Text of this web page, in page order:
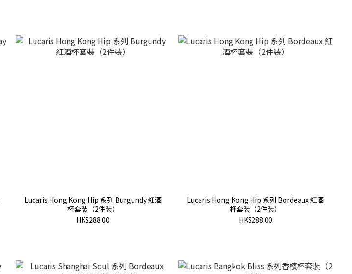
Lucaris Hong Kong Hip 系列 Burgundy 紅酒
杯套裝（2件裝）
HK$288.00
Lucaris Hong Kong Hip 系列 Bordeaux 紅酒
杯套裝（2件裝）
HK$288.00